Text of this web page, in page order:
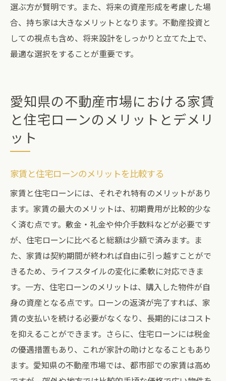
選ぶ方が賢明です。また、将来の資産形成を考慮した場
合、持ち家は大きなメリットとなります。不動産投資と
しての視点も含め、将来設計をしっかりと立てた上で、
最適な選択をすることが重要です。
愛知県の不動産市場における家賃
と住宅ローンのメリットとデメリ
ット
家賃と住宅ローンのメリットを比較する
家賃と住宅ローンには、それぞれ特有のメリットがあり
ます。家賃の最大のメリットは、初期費用が比較的少な
く済む点です。敷金・礼金や仲介手数料などが必要です
が、住宅ローンに比べると総額は少額で済みます。ま
た、家賃は契約期間が終われば自由に引っ越すことがで
きるため、ライフスタイルの変化に柔軟に対応できま
す。一方、住宅ローンのメリットは、購入した物件が自
身の資産となる点です。ローンの返済が完了すれば、家
賃の支払いを続ける必要がなくなり、長期的にはコスト
を抑えることができます。さらに、住宅ローンには税金
の優遇措置もあり、これが家計の助けとなることもあり
ます。愛知県の不動産市場では、都市部での家賃は高め